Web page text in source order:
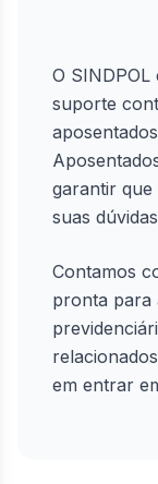
O
suporte
garantir que
suas
Contamos
pronta para
em entrar